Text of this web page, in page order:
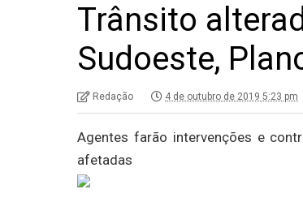
Trânsito
Sudoeste,
Redação 4 de outubro de 2019 5:23 pm
Agentes farão intervenções e
afetadas